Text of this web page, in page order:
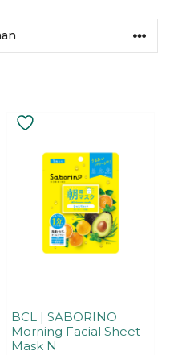
BCL | SABORINO
Morning Facial Sheet
Mask N